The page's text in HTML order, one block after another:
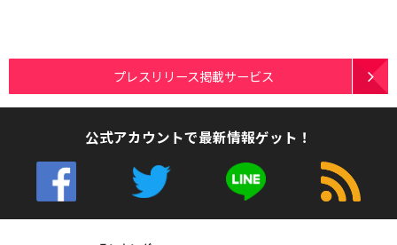
プレスリリース掲載サービス
公式アカウントで最新情報ゲット！